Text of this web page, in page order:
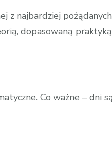
najbardziej
dopasowaną
Co ważne – dni